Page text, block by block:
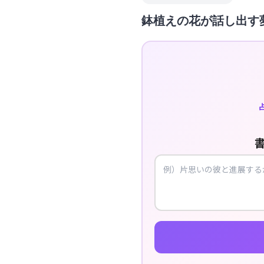
鉢植えの花が話し出す